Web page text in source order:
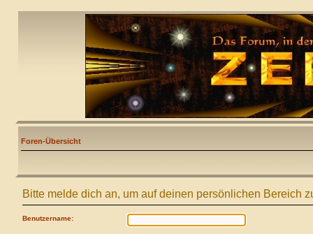
Foren-Übersicht
Bitte melde dich an, um auf deinen persönlichen Bereich
Benutzername: